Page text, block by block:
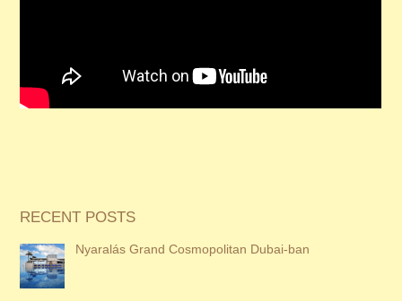
RECENT POSTS
Nyaralás Grand Cosmopolitan Dubai-ban